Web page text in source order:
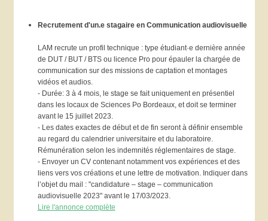
Recrutement d'un.e stagaire en Communication audiovisuelle
LAM recrute un profil technique : type étudiant·e dernière année
de DUT / BUT / BTS ou licence Pro pour épauler la chargée de
communication sur des missions de captation et montages
vidéos et audios.
- Durée: 3 à 4 mois, le stage se fait uniquement en présentiel
dans les locaux de Sciences Po Bordeaux, et doit se terminer
avant le 15 juillet 2023.
- Les dates exactes de début et de fin seront à définir ensemble
au regard du calendrier universitaire et du laboratoire.
Rémunération selon les indemnités réglementaires de stage.
- Envoyer un CV contenant notamment vos expériences et des
liens vers vos créations et une lettre de motivation. Indiquer dans
l’objet du mail : "candidature – stage – communication
audiovisuelle 2023" avant le 17/03/2023.
Lire l'annonce complète